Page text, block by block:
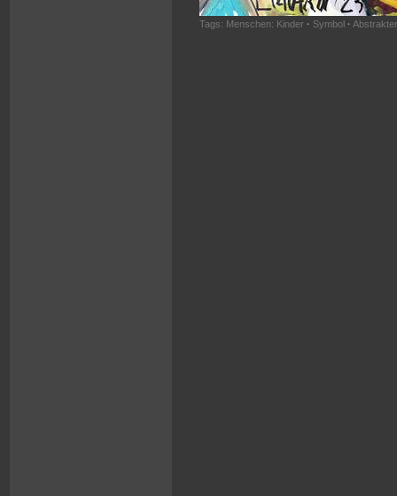
Tags: Menschen: Kinder · Symbol ·